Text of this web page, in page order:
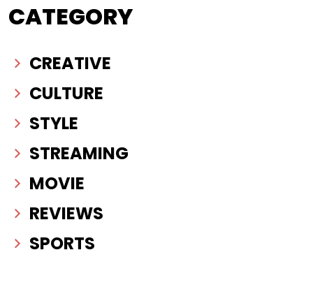
CATEGORY
CREATIVE
CULTURE
STYLE
STREAMING
MOVIE
REVIEWS
SPORTS